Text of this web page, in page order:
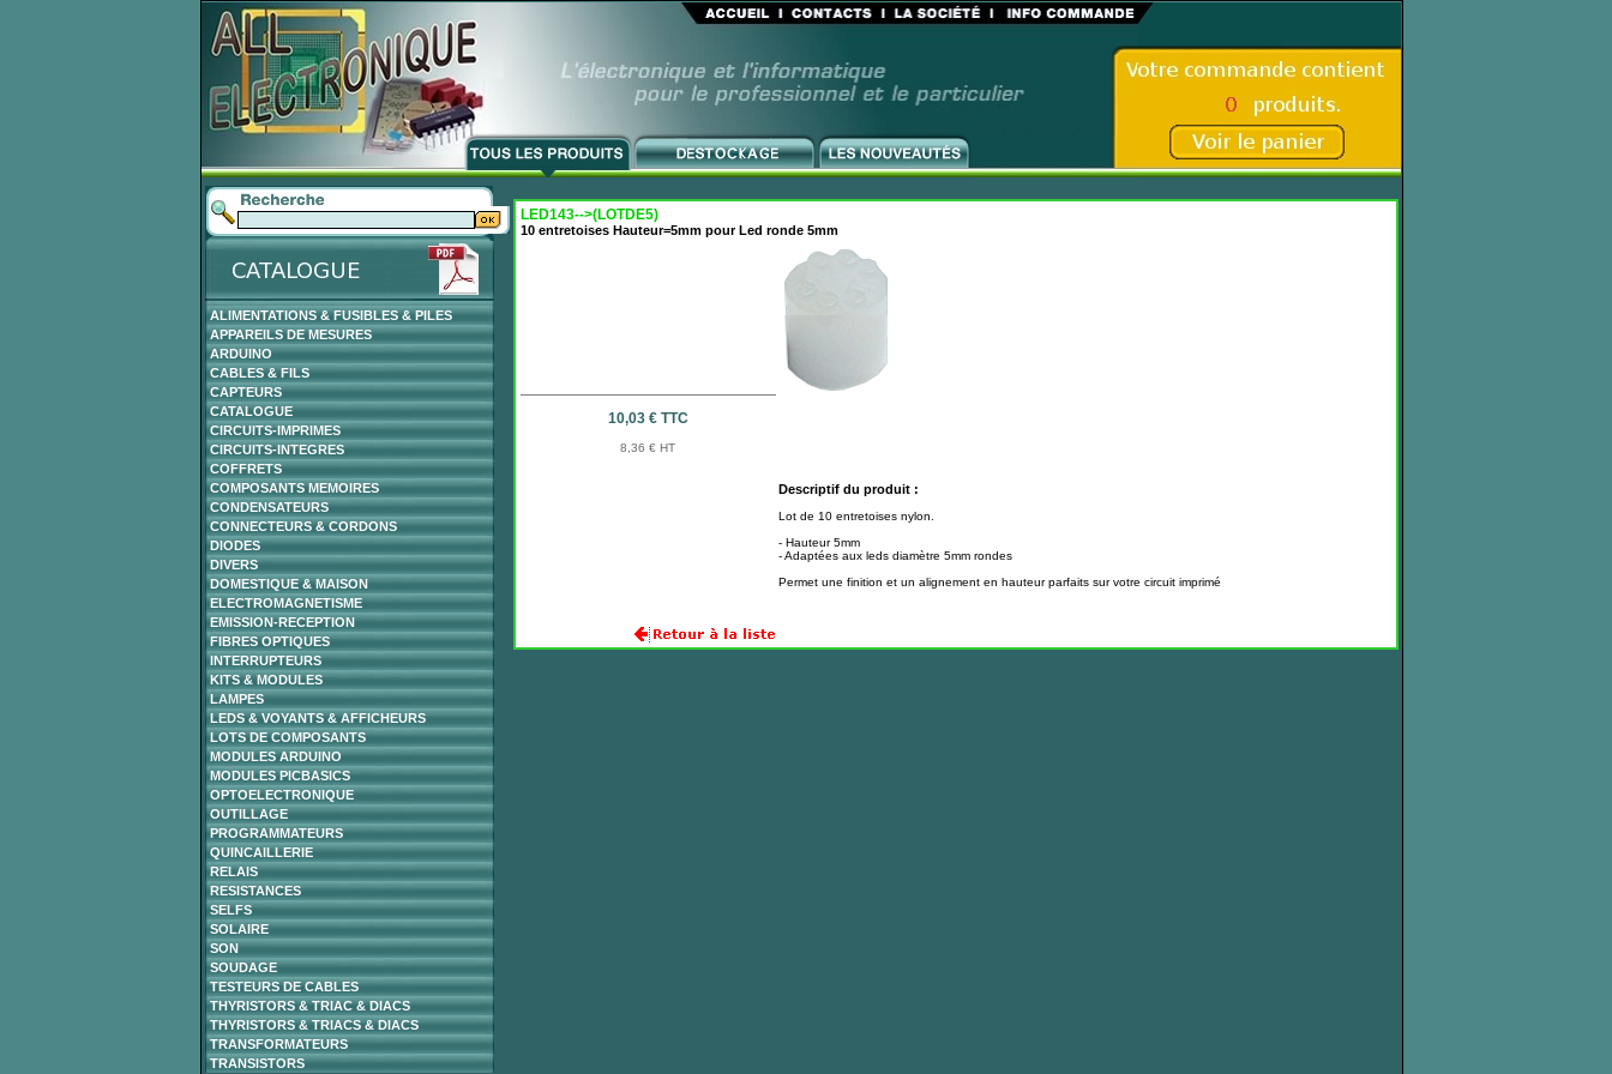
ALIMENTATIONS & FUSIBLES & PILES
APPAREILS DE MESURES
ARDUINO
CABLES & FILS
CAPTEURS
CATALOGUE
CIRCUITS-IMPRIMES
CIRCUITS-INTEGRES
COFFRETS
COMPOSANTS MEMOIRES
CONDENSATEURS
CONNECTEURS & CORDONS
DIODES
DIVERS
DOMESTIQUE & MAISON
ELECTROMAGNETISME
EMISSION-RECEPTION
FIBRES OPTIQUES
INTERRUPTEURS
KITS & MODULES
LAMPES
LEDS & VOYANTS & AFFICHEURS
LOTS DE COMPOSANTS
MODULES ARDUINO
MODULES PICBASICS
OPTOELECTRONIQUE
OUTILLAGE
PROGRAMMATEURS
QUINCAILLERIE
RELAIS
RESISTANCES
SELFS
SOLAIRE
SON
SOUDAGE
TESTEURS DE CABLES
THYRISTORS & TRIAC & DIACS
THYRISTORS & TRIACS & DIACS
TRANSFORMATEURS
TRANSISTORS
LED143-->(LOTDE5)
10 entretoises Hauteur=5mm pour Led ronde 5mm
10,03 € TTC
8,36 € HT
Descriptif du produit :
Lot de 10 entretoises nylon.
- Hauteur 5mm
- Adaptées aux leds diamètre 5mm rondes
Permet une finition et un alignement en hauteur parfaits sur votre circuit imprimé